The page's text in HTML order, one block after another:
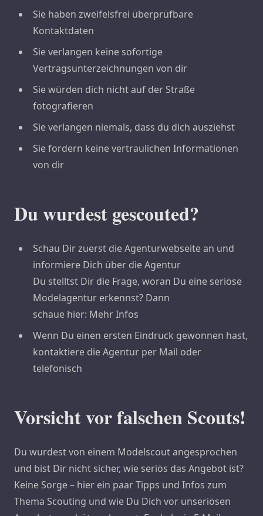
Sie haben zweifelsfrei überprüfbare
Kontaktdaten
Sie verlangen keine sofortige
Vertragsunterzeichnungen von dir
Sie würden dich nicht auf der Straße
fotografieren
Sie verlangen niemals, dass du dich ausziehst
Sie fordern keine vertraulichen Informationen
von dir
Du wurdest gescouted?
Schau Dir zuerst die Agenturwebseite an und
informiere Dich über die Agentur
Du stelltst Dir die Frage, woran Du eine seriöse
Modelagentur erkennst? Dann
schaue hier: Mehr Infos
Wenn Du einen ersten Eindruck gewonnen hast,
kontaktiere die Agentur per Mail oder
telefonisch
Vorsicht vor falschen Scouts!
Du wurdest von einem Modelscout angesprochen
und bist Dir nicht sicher, wie seriös das Angebot ist?
Keine Sorge – hier ein paar Tipps und Infos zum
Thema Scouting und wie Du Dich vor unseriösen